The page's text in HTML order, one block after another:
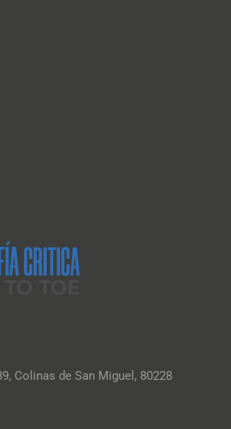
Colinas de San Miguel, 80228